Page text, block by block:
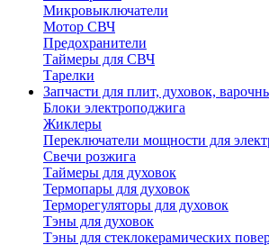
Микровыключатели
Мотор СВЧ
Предохранители
Таймеры для СВЧ
Тарелки
Запчасти для плит, духовок,
Блоки электроподжига
Жиклеры
Переключатели мощности для
Свечи розжига
Таймеры для духовок
Термопары для духовок
Терморегуляторы для духовок
Тэны для духовок
Тэны для стеклокерамических